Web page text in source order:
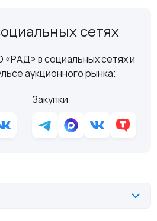
сетях
в социальных сетях и
аукционного рынка:
Закупки